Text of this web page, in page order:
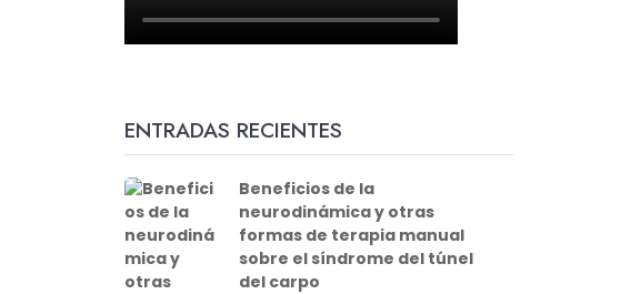
ENTRADAS RECIENTES
Beneficios de la
neurodinámica y otras
formas de terapia manual
sobre el síndrome del túnel
del carpo